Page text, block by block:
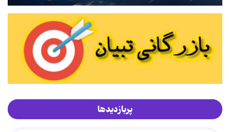
پربازدیدها